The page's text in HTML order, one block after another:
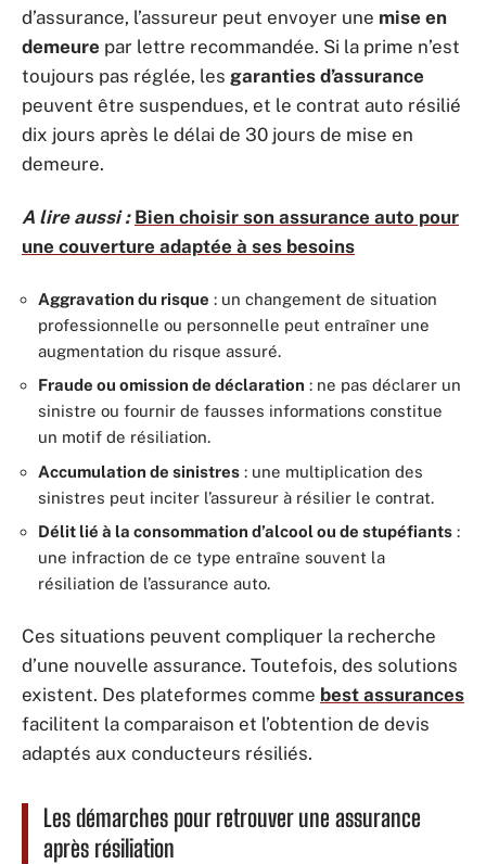
d’assurance, l’assureur peut envoyer une mise en
demeure par lettre recommandée. Si la prime n’est
toujours pas réglée, les garanties d’assurance
peuvent être suspendues, et le contrat auto résilié
dix jours après le délai de 30 jours de mise en
demeure.
A lire aussi : Bien choisir son assurance auto pour
une couverture adaptée à ses besoins
Aggravation du risque : un changement de situation
professionnelle ou personnelle peut entraîner une
augmentation du risque assuré.
Fraude ou omission de déclaration : ne pas déclarer un
sinistre ou fournir de fausses informations constitue
un motif de résiliation.
Accumulation de sinistres : une multiplication des
sinistres peut inciter l’assureur à résilier le contrat.
Délit lié à la consommation d’alcool ou de stupéfiants :
une infraction de ce type entraîne souvent la
résiliation de l’assurance auto.
Ces situations peuvent compliquer la recherche
d’une nouvelle assurance. Toutefois, des solutions
existent. Des plateformes comme best assurances
facilitent la comparaison et l’obtention de devis
adaptés aux conducteurs résiliés.
Les démarches pour retrouver une assurance
après résiliation